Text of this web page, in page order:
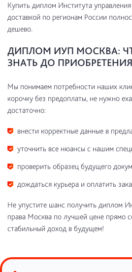
Купить диплом Института
доставкой по регионам России
дешево.
ДИПЛОМ ИУП МОСКВА:
ЗНАТЬ ДО ПРИОБРЕТЕНИЯ
Мы понимаем потребности наших
корочку без предоплаты, не нужно
достаточно:
внести корректные данные в
уточнить все нюансы с нашим
проверить образец будущего
дождаться курьера и оплатить
Не упустите шанс получить диплом
права Москва по лучшей цене прямо
стабильный доход в будущем!